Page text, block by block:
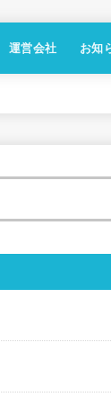
運営会社 お知